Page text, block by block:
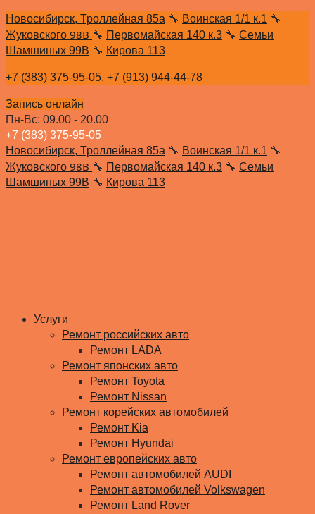
Новосибирск, Троллейная 85а 🔧 Воинская 1/1 к.1 🔧
Жуковского 98В 🔧 Первомайская 140 к.3 🔧 Семьи
Шамшиных 99В 🔧 Кирова 113
+7 (383) 375-95-05, +7 (913) 944-44-78
Запись онлайн
Пн-Вс: 09.00 - 20.00
+7 (383) 375-95-05
Новосибирск, Троллейная 85а 🔧 Воинская 1/1 к.1 🔧
Жуковского 98В 🔧 Первомайская 140 к.3 🔧 Семьи
Шамшиных 99В 🔧 Кирова 113
Услуги
Ремонт российских авто
Ремонт LADA
Ремонт японских авто
Ремонт Toyota
Ремонт Nissan
Ремонт корейских автомобилей
Ремонт Kia
Ремонт Hyundai
Ремонт европейских авто
Ремонт автомобилей AUDI
Ремонт автомобилей Volkswagen
Ремонт Land Rover